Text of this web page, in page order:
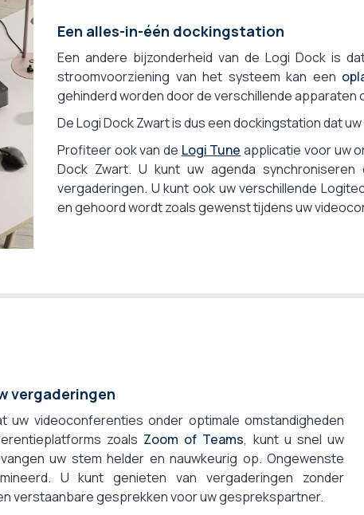
Een alles-in-één dockingstation
Een andere bijzonderheid van de Logi Dock is
stroomvoorziening van het systeem kan een
gehinderd worden door de verschillende apparaten
De Logi Dock Zwart is dus een dockingstation dat
Profiteer ook van de Logi Tune applicatie voor uw
Dock Zwart. U kunt uw agenda
vergaderingen. U kunt ook uw verschillende
en gehoord wordt zoals gewenst tijdens uw
vergaderingen
uw videoconferenties onder optimale omstandigheden
zoals Zoom of Teams, kunt u snel uw
vangen uw stem helder en nauwkeurig op. Ongewenste
U kunt genieten van vergaderingen zonder
verstaanbare gesprekken voor uw gesprekspartner.